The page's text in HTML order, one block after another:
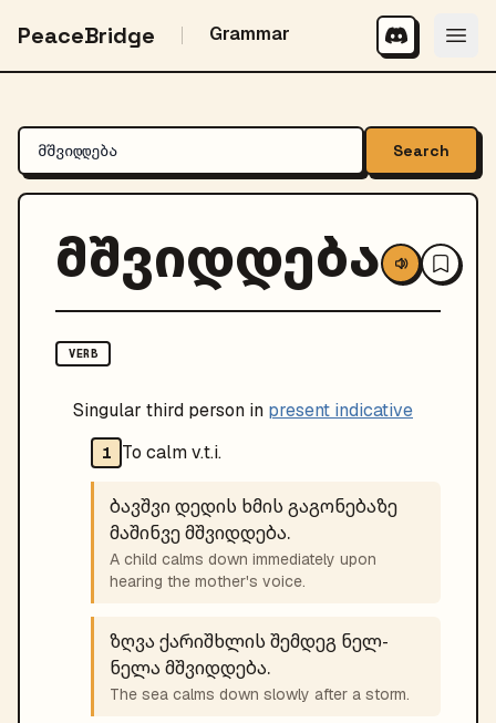
PeaceBridge Grammar
Search
მშვიდდება
VERB
Singular third person in present indicative
1 To calm v.t.i.
ბავშვი დედის ხმის გაგონებაზე
მაშინვე მშვიდდება.
A child calms down immediately upon
hearing the mother's voice.
ზღვა ქარიშხლის შემდეგ ნელ-
ნელა მშვიდდება.
The sea calms down slowly after a storm.